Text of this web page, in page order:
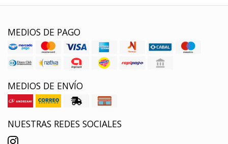
MEDIOS DE PAGO
MEDIOS DE ENVÍO
NUESTRAS REDES SOCIALES